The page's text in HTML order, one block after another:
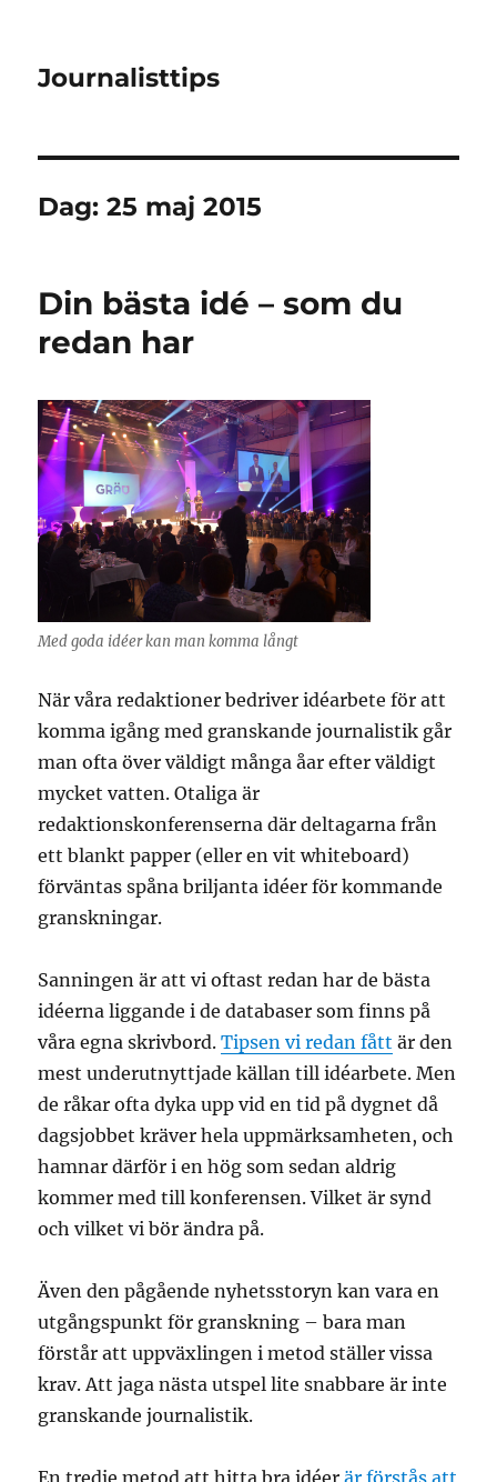
Journalisttips
Dag:25 maj 2015
Din bästa idé – som du
redan har
Med goda idéer kan man komma långt
När våra redaktioner bedriver idéarbete för att
komma igång med granskande journalistik går
man ofta över väldigt många åar efter väldigt
mycket vatten. Otaliga är
redaktionskonferenserna där deltagarna från
ett blankt papper (eller en vit whiteboard)
förväntas spåna briljanta idéer för kommande
granskningar.
Sanningen är att vi oftast redan har de bästa
idéerna liggande i de databaser som finns på
våra egna skrivbord.Tipsen vi redan fått är den
mest underutnyttjade källan till idéarbete. Men
de råkar ofta dyka upp vid en tid på dygnet då
dagsjobbet kräver hela uppmärksamheten, och
hamnar därför i en hög som sedan aldrig
kommer med till konferensen. Vilket är synd
och vilket vi bör ändra på.
Även den pågående nyhetsstoryn kan vara en
utgångspunkt för granskning – bara man
förstår att uppväxlingen i metod ställer vissa
krav. Att jaga nästa utspel lite snabbare är inte
granskande journalistik.
En tredje metod att hitta bra idéerär förstås att